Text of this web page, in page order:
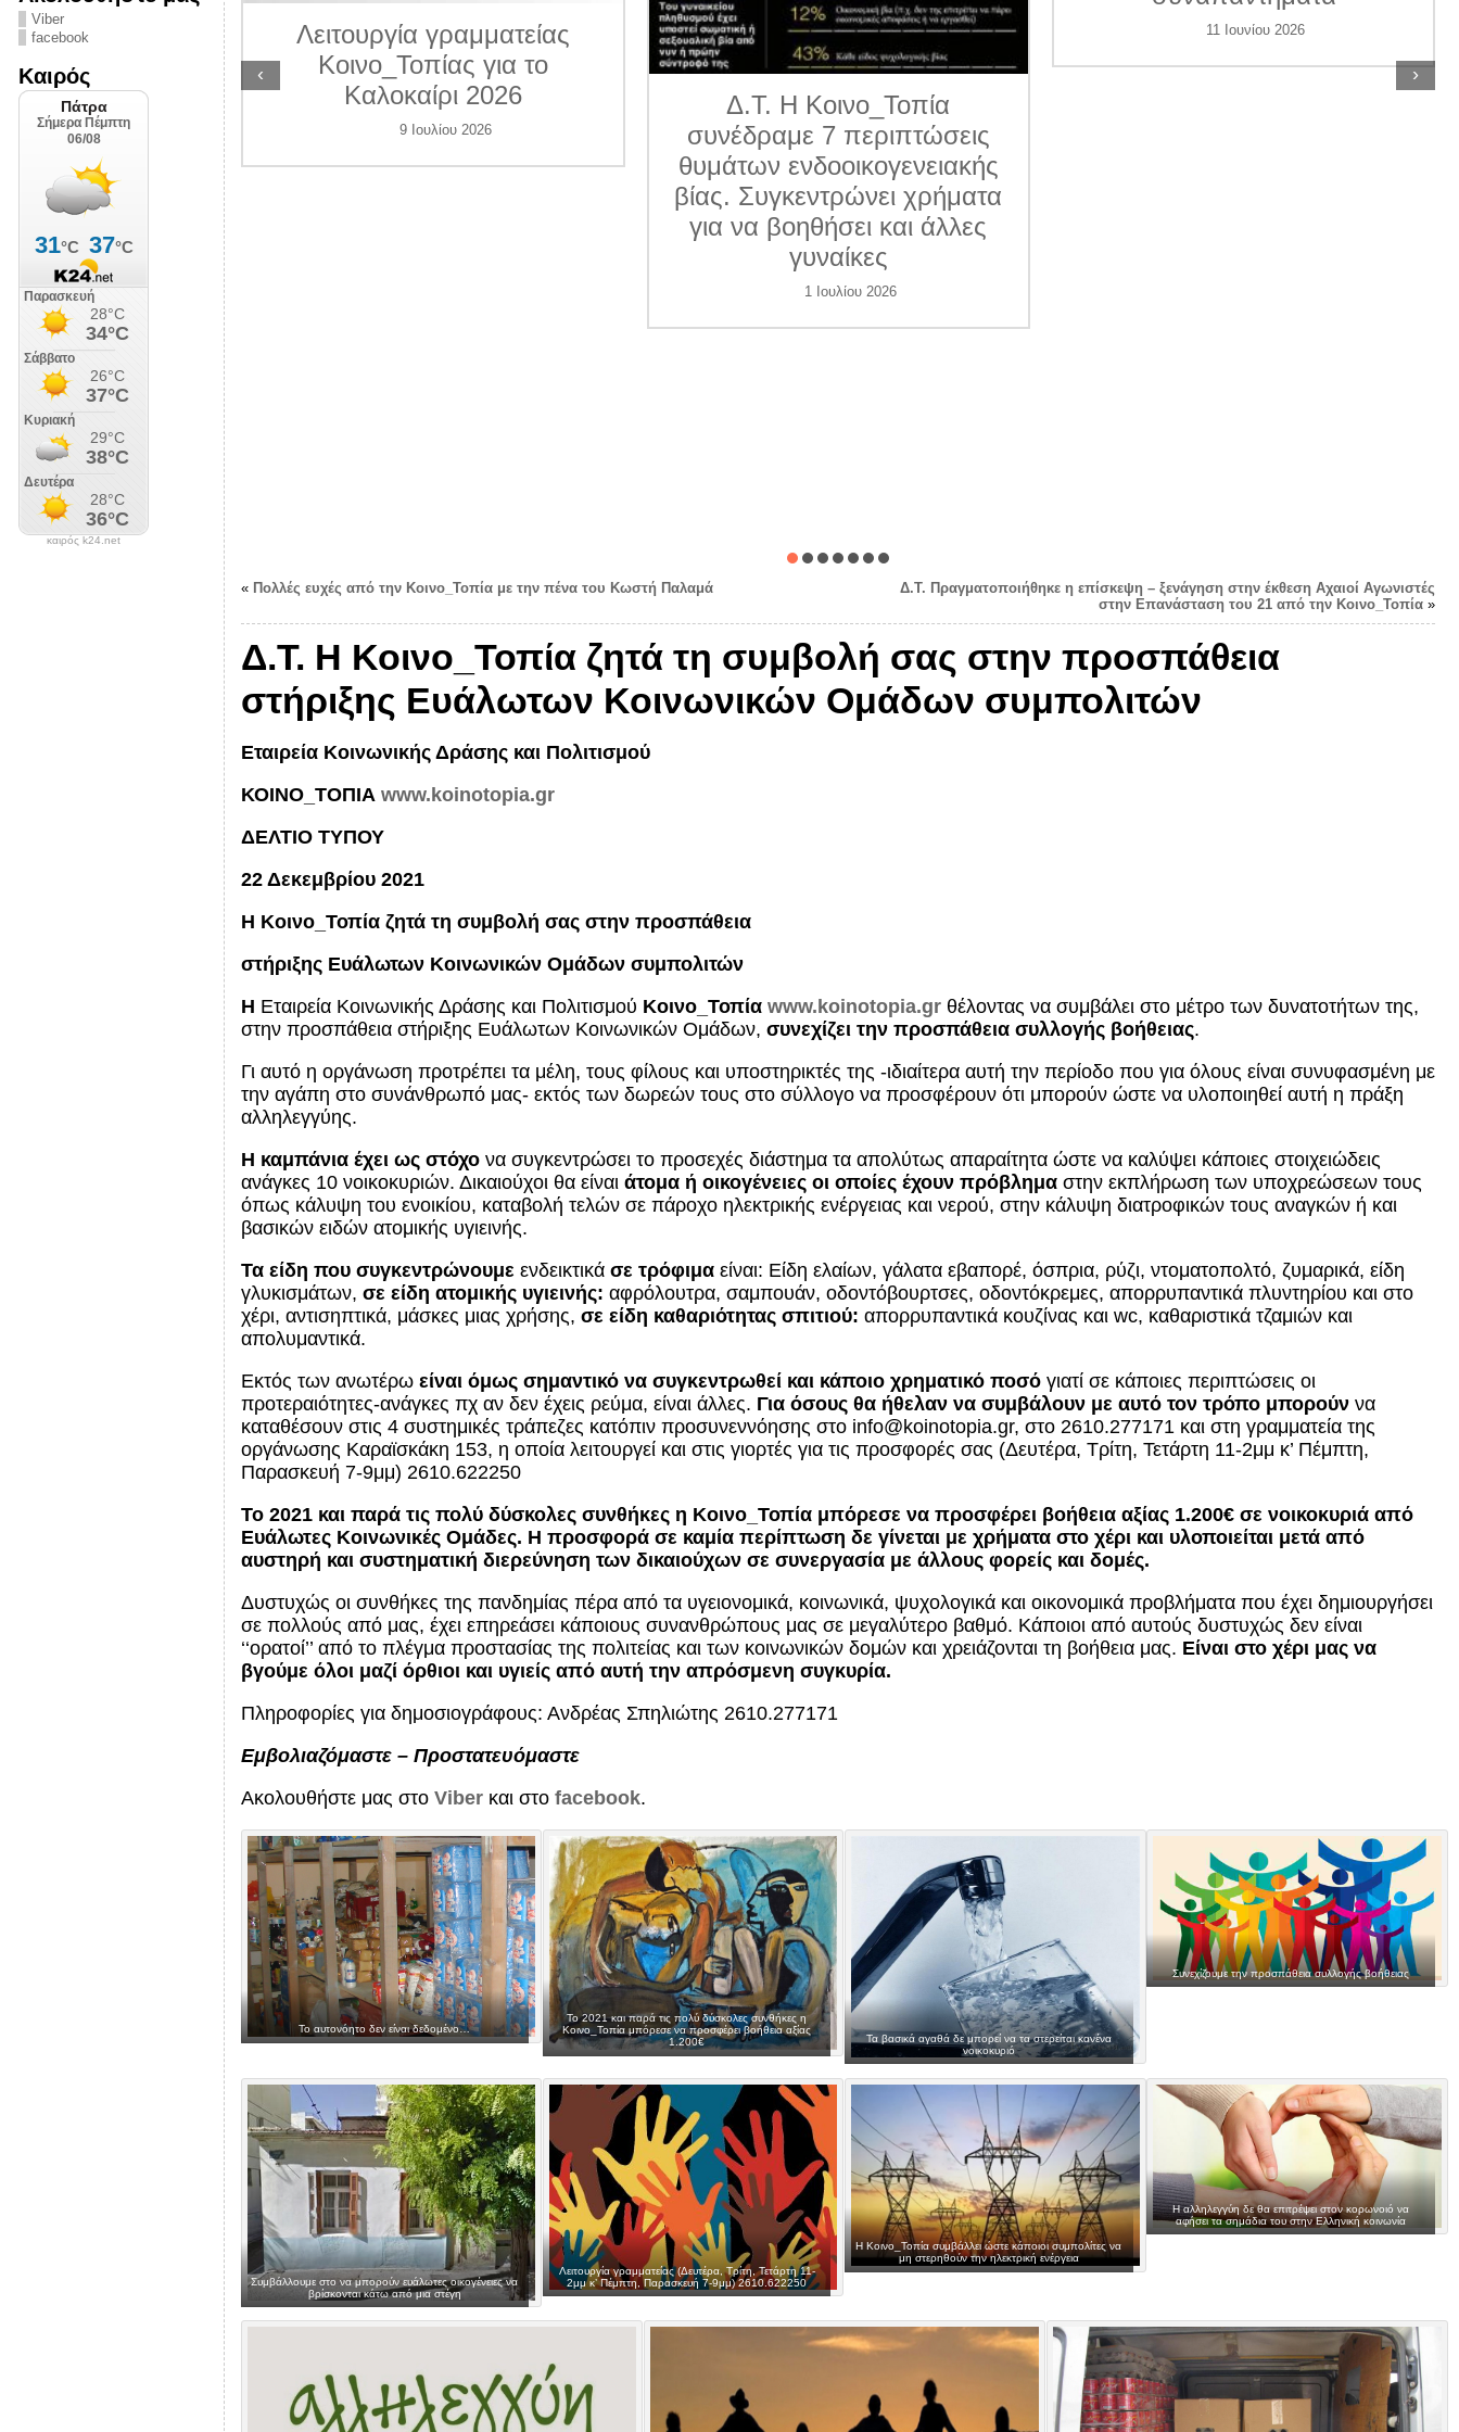
Viber
facebook
Καιρός
καιρός k24.net
Ιουλίου 2026
Λειτουργία γραμματείας
Κοινο_Τοπίας για το
Καλοκαίρι 2026
9 Ιουλίου 2026
Δ.Τ. Η Κοινο_Τοπία
συνέδραμε 7 περιπτώσεις
θυμάτων ενδοοικογενειακής
βίας. Συγκεντρώνει χρήματα
για να βοηθήσει και άλλες
γυναίκες
1 Ιουλίου 2026
11 Ιουνίου 2026
‹ ›
« Πολλές ευχές από την Κοινο_Τοπία με την πένα του Κωστή Παλαμά
Δ.Τ. Πραγματοποιήθηκε η επίσκεψη – ξενάγηση στην έκθεση Αχαιοί Αγωνιστές
στην Επανάσταση του 21 από την Κοινο_Τοπία»
Δ.Τ. Η Κοινο_Τοπία ζητά τη συμβολή σας στην προσπάθεια
στήριξης Ευάλωτων Κοινωνικών Ομάδων συμπολιτών
Εταιρεία Κοινωνικής Δράσης και Πολιτισμού
ΚΟΙΝΟ_ΤΟΠΙΑ www.koinotopia.gr
ΔΕΛΤΙΟ ΤΥΠΟΥ
22 Δεκεμβρίου 2021
Η Κοινο_Τοπία ζητά τη συμβολή σας στην προσπάθεια
στήριξης Ευάλωτων Κοινωνικών Ομάδων συμπολιτών
Η Εταιρεία Κοινωνικής Δράσης και Πολιτισμού Κοινο_Τοπία www.koinotopia.grθέλοντας να συμβάλει στο μέτρο των δυνατοτήτων της,
στην προσπάθεια στήριξης Ευάλωτων Κοινωνικών Ομάδων, συνεχίζει την προσπάθεια συλλογής βοήθειας.
Γι αυτό η οργάνωση προτρέπει τα μέλη, τους φίλους και υποστηρικτές της -ιδιαίτερα αυτή την περίοδο που για όλους είναι συνυφασμένη με
την αγάπη στο συνάνθρωπό μας- εκτός των δωρεών τους στο σύλλογο να προσφέρουν ότι μπορούν ώστε να υλοποιηθεί αυτή η πράξη
αλληλεγγύης.
Η καμπάνια έχει ως στόχο να συγκεντρώσει το προσεχές διάστημα τα απολύτως απαραίτητα ώστε να καλύψει κάποιες στοιχειώδεις
ανάγκες 10 νοικοκυριών. Δικαιούχοι θα είναι άτομα ή οικογένειες οι οποίες έχουν πρόβλημαστην εκπλήρωση των υποχρεώσεων τους
όπως κάλυψη του ενοικίου, καταβολή τελών σε πάροχο ηλεκτρικής ενέργειας και νερού, στην κάλυψη διατροφικών τους αναγκών ή και
βασικών ειδών ατομικής υγιεινής.
Τα είδη που συγκεντρώνουμε ενδεικτικά σε τρόφιμα είναι: Είδη ελαίων, γάλατα εβαπορέ, όσπρια, ρύζι, ντοματοπολτό, ζυμαρικά, είδη
γλυκισμάτων, σε είδη ατομικής υγιεινής: αφρόλουτρα, σαμπουάν, οδοντόβουρτσες, οδοντόκρεμες, απορρυπαντικά πλυντηρίου και στο
χέρι, αντισηπτικά, μάσκες μιας χρήσης, σε είδη καθαριότητας σπιτιού: απορρυπαντικά κουζίνας και wc, καθαριστικά τζαμιών και
απολυμαντικά.
Εκτός των ανωτέρω είναι όμως σημαντικό να συγκεντρωθεί και κάποιο χρηματικό ποσό γιατί σε κάποιες περιπτώσεις οι
προτεραιότητες-ανάγκες πχ αν δεν έχεις ρεύμα, είναι άλλες. Για όσους θα ήθελαν να συμβάλουν με αυτό τον τρόπο μπορούννα
καταθέσουν στις 4 συστημικές τράπεζες κατόπιν προσυνεννόησης στο info@koinotopia.gr, στο 2610.277171 και στη γραμματεία της
οργάνωσης Καραϊσκάκη 153, η οποία λειτουργεί και στις γιορτές για τις προσφορές σας (Δευτέρα, Τρίτη, Τετάρτη 11-2μμ κ’ Πέμπτη,
Παρασκευή 7-9μμ) 2610.622250
Το 2021 και παρά τις πολύ δύσκολες συνθήκες η Κοινο_Τοπία μπόρεσε να προσφέρει βοήθεια αξίας 1.200€ σε νοικοκυριά από
Ευάλωτες Κοινωνικές Ομάδες. Η προσφορά σε καμία περίπτωση δε γίνεται με χρήματα στο χέρι και υλοποιείται μετά από
αυστηρή και συστηματική διερεύνηση των δικαιούχων σε συνεργασία με άλλους φορείς και δομές.
Δυστυχώς οι συνθήκες της πανδημίας πέρα από τα υγειονομικά, κοινωνικά, ψυχολογικά και οικονομικά προβλήματα που έχει δημιουργήσει
σε πολλούς από μας, έχει επηρεάσει κάποιους συνανθρώπους μας σε μεγαλύτερο βαθμό. Κάποιοι από αυτούς δυστυχώς δεν είναι
‘‘ορατοί’’ από το πλέγμα προστασίας της πολιτείας και των κοινωνικών δομών και χρειάζονται τη βοήθεια μας. Είναι στο χέρι μας να
βγούμε όλοι μαζί όρθιοι και υγιείς από αυτή την απρόσμενη συγκυρία.
Πληροφορίες για δημοσιογράφους: Ανδρέας Σπηλιώτης 2610.277171
Εμβολιαζόμαστε – Προστατευόμαστε
Ακολουθήστε μας στο Viberκαι στο facebook.
Το αυτονόητο δεν είναι δεδομένο…
Το 2021 και παρά τις πολύ δύσκολες συνθήκες η
Κοινο_Τοπία μπόρεσε να προσφέρει βοήθεια αξίας
1.200€
Τα βασικά αγαθά δε μπορεί να τα στερείται κανένα
νοικοκυριό
Συνεχίζουμε την προσπάθεια συλλογής βοήθειας
Συμβάλλουμε στο να μπορούν ευάλωτες οικογένειες να
βρίσκονται κάτω από μια στέγη
Λειτουργία γραμματείας (Δευτέρα, Τρίτη, Τετάρτη 11-
2μμ κ’ Πέμπτη, Παρασκευή 7-9μμ) 2610.622250
Η Κοινο_Τοπία συμβάλλει ώστε κάποιοι συμπολίτες να
μη στερηθούν την ηλεκτρική ενέργεια
Η αλληλεγγύη δε θα επιτρέψει στον κορωνοιό να
αφήσει τα σημάδια του στην Ελληνική κοινωνία